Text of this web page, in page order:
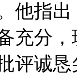
他指
充分
评诚